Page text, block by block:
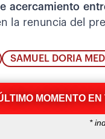
acercamiento
la renuncia del
SAMUEL DORIA
MOMENTO
*